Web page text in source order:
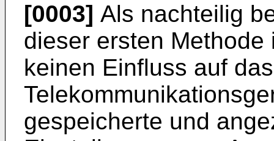
[0003] Als nachteilig
dieser ersten
keinen Einfluss auf
gespeicherte und